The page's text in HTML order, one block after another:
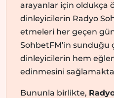
arayanlar için oldukça
dinleyicilerin Radyo
etmeleri her geçen
SohbetFM’in sunduğu
dinleyicilerin hem
edinmesini
Bununla birlikte,